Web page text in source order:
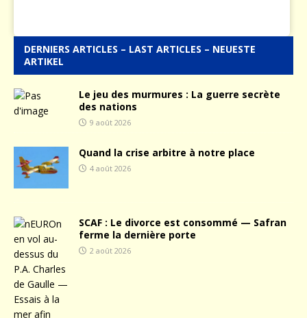
DERNIERS ARTICLES – LAST ARTICLES – NEUESTE
ARTIKEL
Le jeu des murmures : La guerre secrète
des nations
9 août 2026
Quand la crise arbitre à notre place
4 août 2026
SCAF : Le divorce est consommé — Safran
ferme la dernière porte
2 août 2026